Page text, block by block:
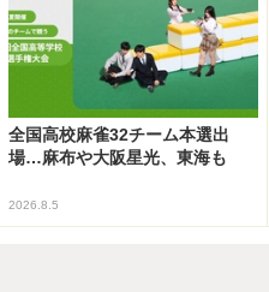
全国高校麻雀32チーム本選出
場…麻布や大阪星光、東海も
2026.8.5